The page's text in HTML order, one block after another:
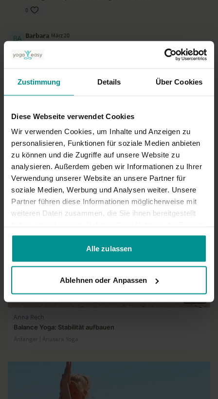
Zustimmung Details Über Cookies
Diese Webseite verwendet Cookies
Wir verwenden Cookies, um Inhalte und Anzeigen zu
personalisieren, Funktionen für soziale Medien anbieten
zu können und die Zugriffe auf unsere Website zu
analysieren. Außerdem geben wir Informationen zu Ihrer
Verwendung unserer Website an unsere Partner für
soziale Medien, Werbung und Analysen weiter. Unsere
Partner führen diese Informationen möglicherweise mit
weiteren Daten zusammen, die Sie ihnen bereitgestellt
gesammelt haben.
Alle zulassen
Ablehnen oder Anpassen
Das Video haben wir am wunderschönen Strand von Sankt Peter
0
Barbara März 20
Das war sehr hastig….. ruhiger wäre schön gewesen…
0
kordesmonika62
sehr gut
Mehr laden
Ähnliche Videos
Anna Rech
Balance Yoga: Stabilität aufbauen
Anfänger | Anusara Yoga